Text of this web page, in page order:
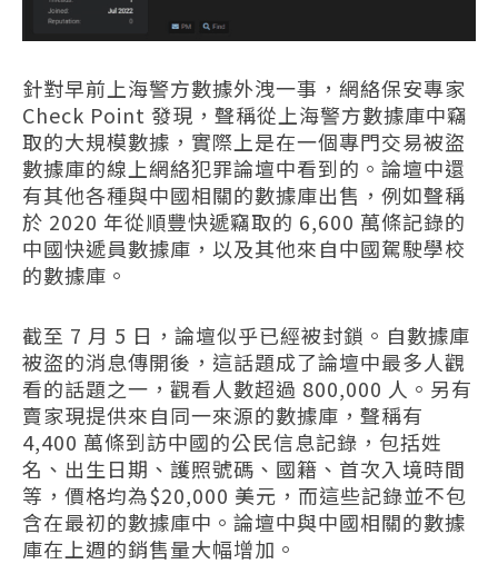
針對早前上海警方數據外洩一事，網絡保安專家
Check Point 發現，聲稱從上海警方數據庫中竊
取的大規模數據，實際上是在一個專門交易被盜
數據庫的線上網絡犯罪論壇中看到的。論壇中還
有其他各種與中國相關的數據庫出售，例如聲稱
於 2020 年從順豐快遞竊取的 6,600 萬條記錄的
中國快遞員數據庫，以及其他來自中國駕駛學校
的數據庫。
截至 7 月 5 日，論壇似乎已經被封鎖。自數據庫
被盜的消息傳開後，這話題成了論壇中最多人觀
看的話題之一，觀看人數超過 800,000 人。另有
賣家現提供來自同一來源的數據庫，聲稱有
4,400 萬條到訪中國的公民信息記錄，包括姓
名、出生日期、護照號碼、國籍、首次入境時間
等，價格均為$20,000 美元，而這些記錄並不包
含在最初的數據庫中。論壇中與中國相關的數據
庫在上週的銷售量大幅增加。